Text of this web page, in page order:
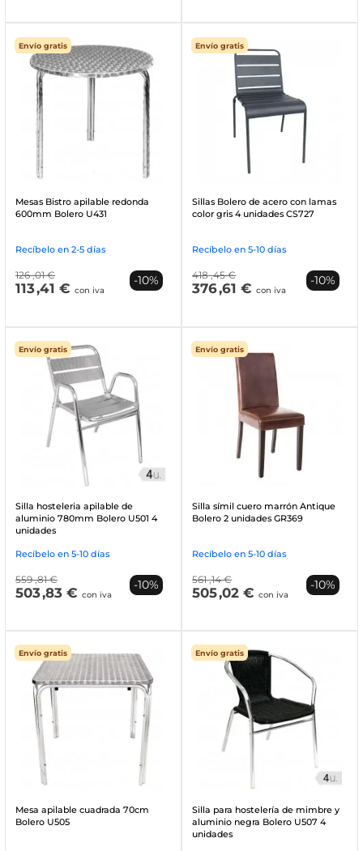
Envío gratis
Mesas Bistro apilable redonda
600mm Bolero U431
Recíbelo en 2-5 días
126 ,01 €
113,41 € con iva
-10%
Envío gratis
Sillas Bolero de acero con lamas
color gris 4 unidades CS727
Recíbelo en 5-10 días
418 ,45 €
376,61 € con iva
-10%
Envío gratis
Silla hosteleria apilable de
aluminio 780mm Bolero U501 4
unidades
Recíbelo en 5-10 días
559 ,81 €
503,83 € con iva
-10%
Envío gratis
Silla símil cuero marrón Antique
Bolero 2 unidades GR369
Recíbelo en 5-10 días
561 ,14 €
505,02 € con iva
-10%
Envío gratis
Mesa apilable cuadrada 70cm
Bolero U505
Envío gratis
Silla para hostelería de mimbre y
aluminio negra Bolero U507 4
unidades